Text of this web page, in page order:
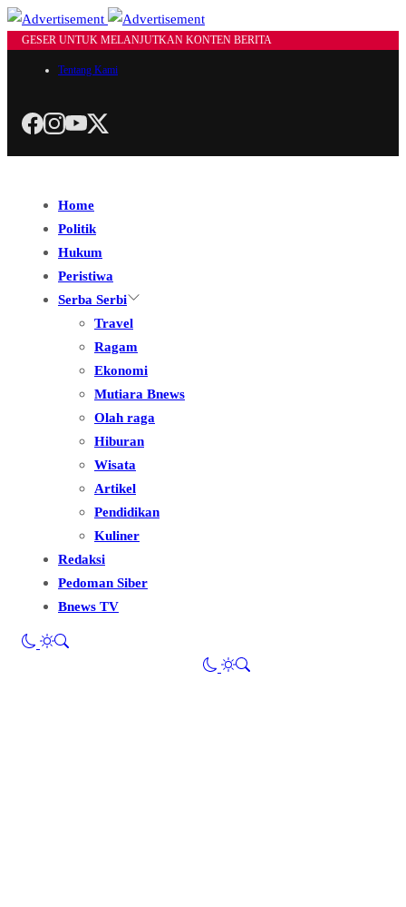
GESER UNTUK MELANJUTKAN KONTEN BERITA
Tentang Kami
Home
Politik
Hukum
Peristiwa
Serba Serbi
Travel
Ragam
Ekonomi
Mutiara Bnews
Olah raga
Hiburan
Wisata
Artikel
Pendidikan
Kuliner
Redaksi
Pedoman Siber
Bnews TV